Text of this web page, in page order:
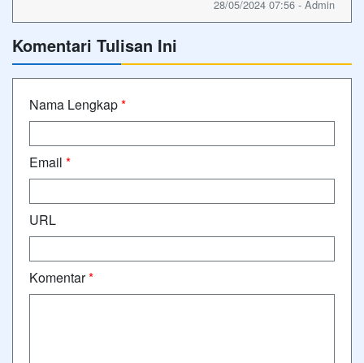
28/05/2024 07:56 - Admin
Komentari Tulisan Ini
Nama Lengkap*
Email *
URL
Komentar*